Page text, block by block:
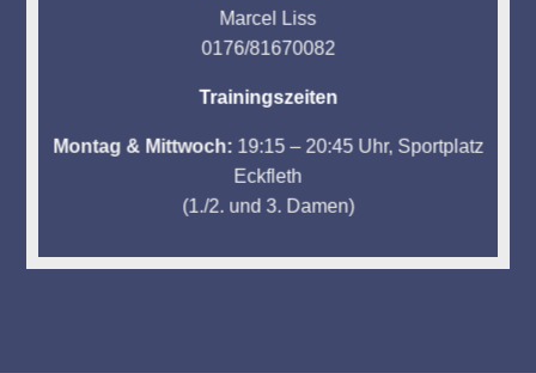
Marcel Liss
0176/81670082
Trainingszeiten
Montag & Mittwoch: 19:15 – 20:45 Uhr, Sportplatz
Eckfleth
(1./2. und 3. Damen)